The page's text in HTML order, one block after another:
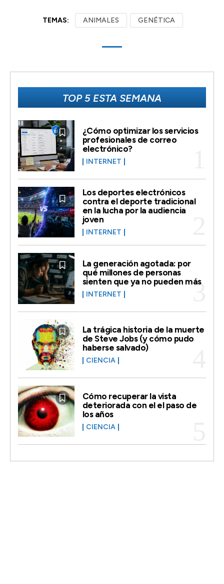
TEMAS: ANIMALES GENÉTICA
TOP 5 ESTA SEMANA
¿Cómo optimizar los servicios
profesionales de correo
electrónico?
INTERNET
Los deportes electrónicos
contra el deporte tradicional
en la lucha por la audiencia
joven
INTERNET
La generación agotada: por
qué millones de personas
sienten que ya no pueden más
INTERNET
La trágica historia de la muerte
de Steve Jobs (y cómo pudo
haberse salvado)
CIENCIA
Cómo recuperar la vista
deteriorada con el el paso de
los años
CIENCIA